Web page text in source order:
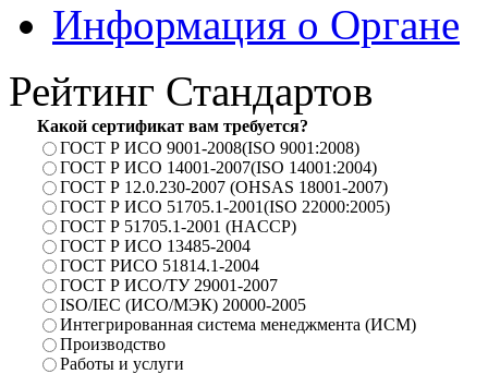
Информация о Органе
Рейтинг Стандартов
Какой сертификат вам требуется?
ГОСТ Р ИСО 9001-2008(ISO 9001:2008)
ГОСТ Р ИСО 14001-2007(ISO 14001:2004)
ГОСТ Р 12.0.230-2007 (OHSAS 18001-2007)
ГОСТ Р ИСО 51705.1-2001(ISO 22000:2005)
ГОСТ Р 51705.1-2001 (HACCP)
ГОСТ Р ИСО 13485-2004
ГОСТ РИСО 51814.1-2004
ГОСТ Р ИСО/ТУ 29001-2007
ISO/IEC (ИСО/МЭК) 20000-2005
Интегрированная система менеджмента (ИСМ)
Производство
Работы и услуги